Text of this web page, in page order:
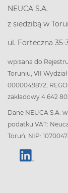
NEUCA S.A.
z siedzibą w
ul. Forteczna 35-
wpisana do
Toruniu, VII
0000049872,
zakładowy 4 642
Dane NEUCA S.A.
podatku VAT:
Toruń, NIP: